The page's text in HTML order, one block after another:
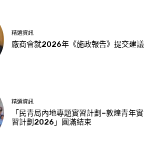
精選資訊
廠商會就2026年《施政報告》提交建議
精選資訊
「民青局內地專題實習計劃–敦煌青年實
習計劃2026」圓滿結束